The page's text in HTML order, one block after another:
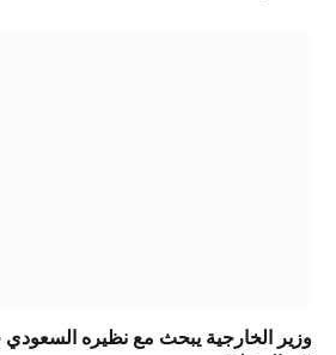
وزير الخارجية يبحث مع نظيره